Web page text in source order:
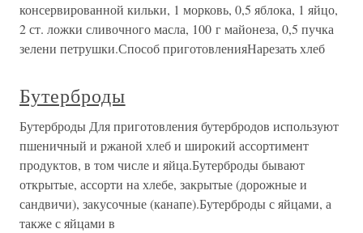
консервированной кильки, 1 морковь, 0,5 яблока, 1 яйцо,
2 ст. ложки сливочного масла, 100 г майонеза, 0,5 пучка
зелени петрушки.Способ приготовленияНарезать хлеб
Бутерброды
Бутерброды Для приготовления бутербродов используют
пшеничный и ржаной хлеб и широкий ассортимент
продуктов, в том числе и яйца.Бутерброды бывают
открытые, ассорти на хлебе, закрытые (дорожные и
сандвичи), закусочные (канапе).Бутерброды с яйцами, а
также с яйцами в